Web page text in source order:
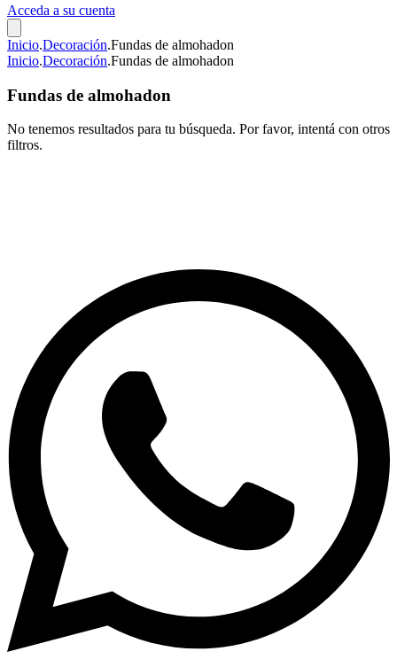
Acceda a su cuenta
Inicio.Decoración.Fundas de almohadon
Inicio.Decoración.Fundas de almohadon
Fundas de almohadon
No tenemos resultados para tu búsqueda. Por favor, intentá con otros
filtros.